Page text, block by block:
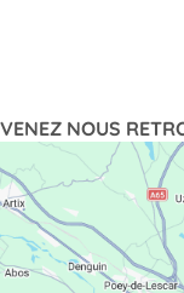
VENEZ NOUS